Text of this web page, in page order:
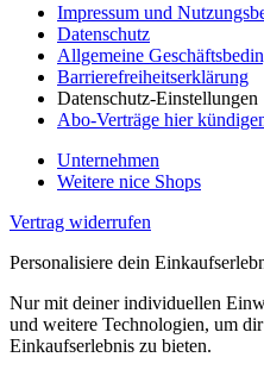
Impressum und
Datenschutz
Allgemeine
Barrierefreiheitserklärung
Datenschutz-Einstellungen
Abo-Verträge hier
Unternehmen
Weitere nice Shops
Vertrag widerrufen
Personalisiere dein
Nur mit deiner individuellen
und weitere Technologien, um
Einkaufserlebnis zu bieten.